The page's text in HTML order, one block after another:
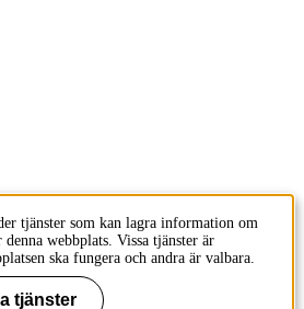
tjänster som kan lagra information om
webbplats. Vissa tjänster är
ska fungera och andra är valbara.
tjänster